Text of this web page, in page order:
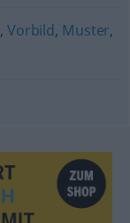
,Vorbild, Muster,